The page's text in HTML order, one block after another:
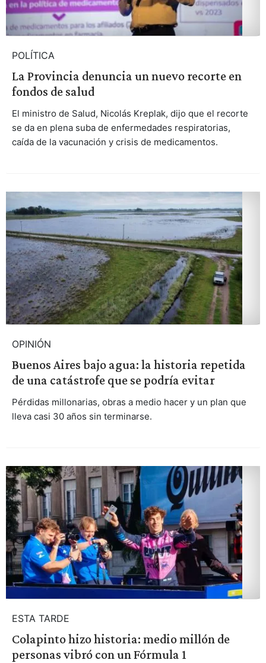
POLÍTICA
La Provincia denuncia un nuevo recorte en
fondos de salud
El ministro de Salud, Nicolás Kreplak, dijo que el recorte
se da en plena suba de enfermedades respiratorias,
caída de la vacunación y crisis de medicamentos.
OPINIÓN
Buenos Aires bajo agua: la historia repetida
de una catástrofe que se podría evitar
Pérdidas millonarias, obras a medio hacer y un plan que
lleva casi 30 años sin terminarse.
ESTA TARDE
Colapinto hizo historia: medio millón de
personas vibró con un Fórmula 1